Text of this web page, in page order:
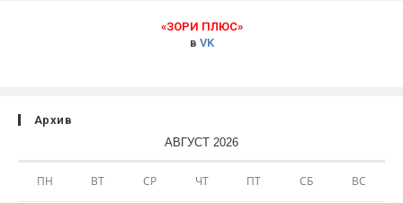
«ЗОРИ ПЛЮС»
в VK
Архив
АВГУСТ 2026
ПН ВТ СР ЧТ ПТ СБ ВС